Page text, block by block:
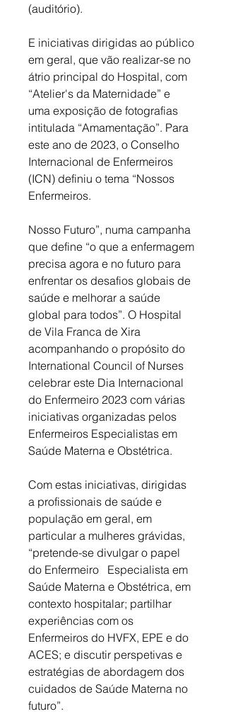
(auditório).
E iniciativas dirigidas ao público
em geral, que vão realizar-se no
átrio principal do Hospital, com
“Atelier's da Maternidade” e
uma exposição de fotografias
intitulada “Amamentação”. Para
este ano de 2023, o Conselho
Internacional de Enfermeiros
(ICN) definiu o tema “Nossos
Enfermeiros.
Nosso Futuro”, numa campanha
que define “o que a enfermagem
precisa agora e no futuro para
enfrentar os desafios globais de
saúde e melhorar a saúde
global para todos”. O Hospital
de Vila Franca de Xira
acompanhando o propósito do
International Council of Nurses
celebrar este Dia Internacional
do Enfermeiro 2023 com várias
iniciativas organizadas pelos
Enfermeiros Especialistas em
Saúde Materna e Obstétrica.
Com estas iniciativas, dirigidas
a profissionais de saúde e
população em geral, em
particular a mulheres grávidas,
“pretende-se divulgar o papel
do Enfermeiro   Especialista em
Saúde Materna e Obstétrica, em
contexto hospitalar; partilhar
experiências com os
Enfermeiros do HVFX, EPE e do
ACES; e discutir perspetivas e
estratégias de abordagem dos
cuidados de Saúde Materna no
futuro”.